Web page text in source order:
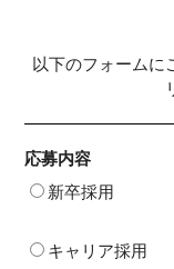
厳重に管理致し
ジの運営等を
すなどして個人
4. 個人情報に関
変更する場合が
以下のフォームに
応募内容
新卒採用
キャリア採用